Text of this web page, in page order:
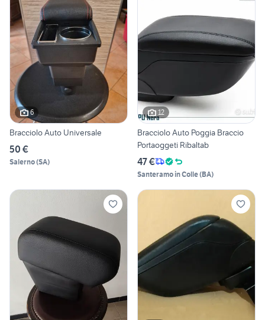
6
Bracciolo Auto Universale
50 €
Salerno(SA)
12
Bracciolo Auto Poggia Braccio
Portaoggeti Ribaltab
47 €
Santeramo in Colle(BA)